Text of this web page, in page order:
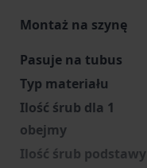
Montaż na szynę
Pasuje na tubus
Typ materiału
Ilość śrub dla 1
obejmy
Ilość śrub podstawy